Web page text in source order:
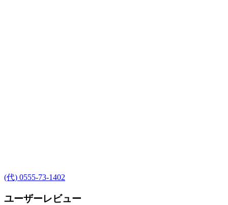
(代) 0555-73-1402
ユーザーレビュー